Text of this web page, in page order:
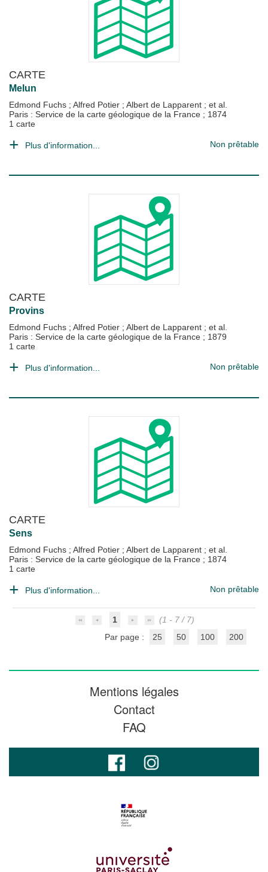
CARTE
Melun
Edmond Fuchs ; Alfred Potier ; Albert de Lapparent ; et al.
Paris : Service de la carte géologique de la France ; 1874
1 carte
Plus d'information... Non prêtable
CARTE
Provins
Edmond Fuchs ; Alfred Potier ; Albert de Lapparent ; et al.
Paris : Service de la carte géologique de la France ; 1879
1 carte
Plus d'information... Non prêtable
CARTE
Sens
Edmond Fuchs ; Alfred Potier ; Albert de Lapparent ; et al.
Paris : Service de la carte géologique de la France ; 1874
1 carte
Plus d'information... Non prêtable
1
(1 - 7 / 7)
Par page :
25 50 100 200
Mentions légales
Contact
FAQ